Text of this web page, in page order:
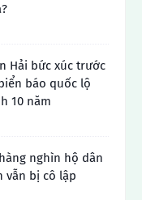
Hải bức xúc trước
báo quốc lộ
10 năm
nghìn hộ dân
vẫn bị cô lập